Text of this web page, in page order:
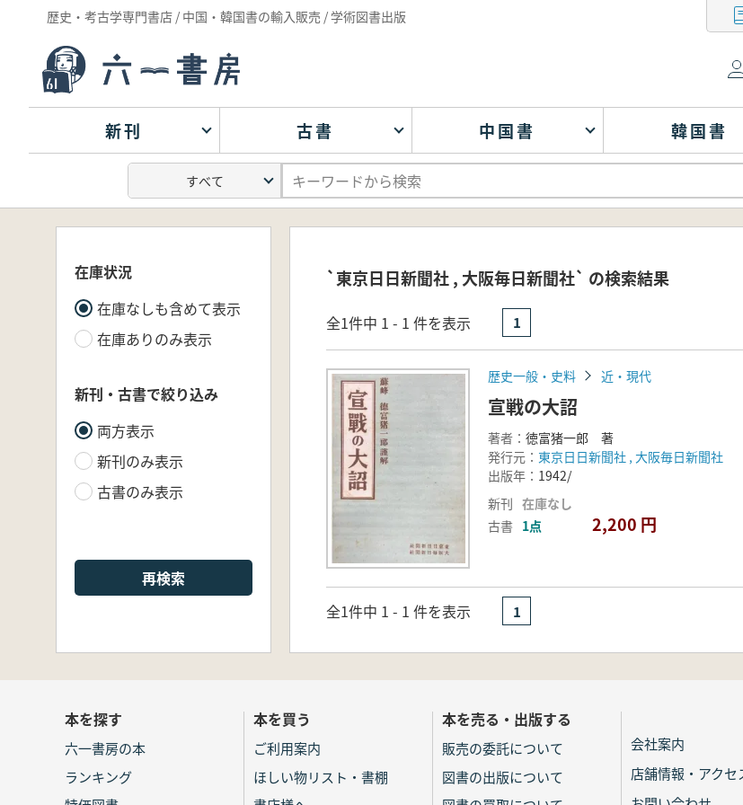
歴史・考古学専門書店 / 中国・韓国書の輸入販売 / 学術図書出版
新刊 古書 中国書 韓国書
在庫状況
在庫なしも含めて表示
在庫ありのみ表示
新刊・古書で絞り込み
両方表示
新刊のみ表示
古書のみ表示
再検索
`東京日日新聞社 , 大阪毎日新聞社` の検索結果
全1件中 1 - 1 件を表示 1
歴史一般・史料 近・現代
宣戦の大詔
著者： 徳富猪一郎 著
発行元： 東京日日新聞社 , 大阪毎日新聞社
出版年： 1942/
新刊 在庫なし
古書 1点 2,200 円
全1件中 1 - 1 件を表示 1
本を探す
六一書房の本
ランキング
本を買う
ご利用案内
ほしい物リスト・書棚
本を売る・出版する
販売の委託について
図書の出版について
会社案内
店舗情報・アクセ